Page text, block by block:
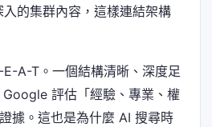
的集群內容，這樣連結架構
A-T。一個結構清晰、深度足
評估「經驗、專業、權
據。這也是為什麼 AI 搜尋時